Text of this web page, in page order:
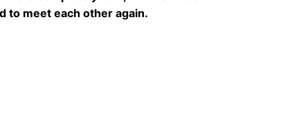
to meet each other again.